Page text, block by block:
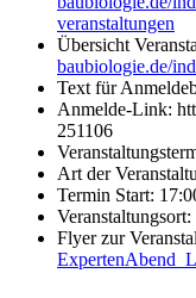
veranstaltungen
Übersicht
baubiologie.de/
Text für
Anmelde-Link:
251106
Art der
Termin Start:
Veranstaltungsort:
Flyer zur